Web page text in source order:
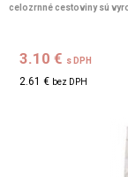
celozrnné cestoviny sú
3.10 € s DPH
2.61 € bez DPH